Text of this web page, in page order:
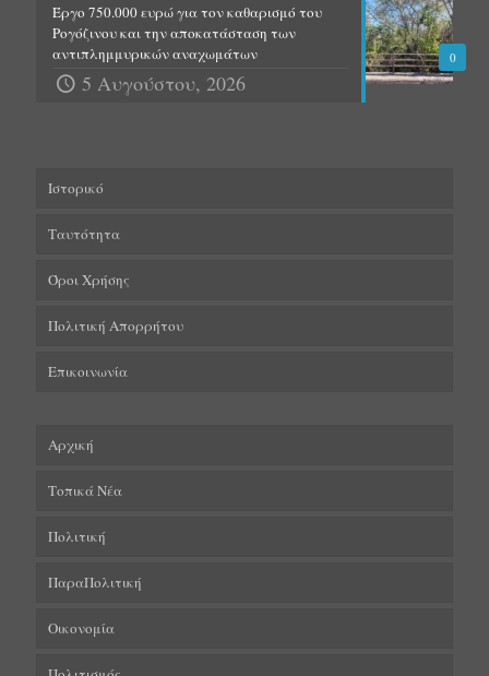
0
Έργο 750.000 ευρώ για τον καθαρισμό του
Ρογόζινου και την αποκατάσταση των
αντιπλημμυρικών αναχωμάτων
5 Αυγούστου, 2026
Ιστορικό
Ταυτότητα
Όροι Χρήσης
Πολιτική Απορρήτου
Επικοινωνία
Αρχική
Τοπικά Νέα
Πολιτική
ΠαραΠολιτική
Οικονομία